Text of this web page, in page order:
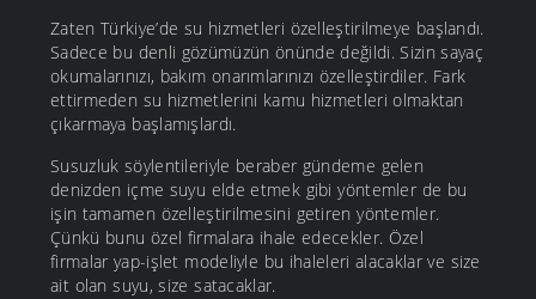
Zaten Türkiye’de su hizmetleri özelleştirilmeye başlandı.
Sadece bu denli gözümüzün önünde değildi. Sizin sayaç
okumalarınızı, bakım onarımlarınızı özelleştirdiler. Fark
ettirmeden su hizmetlerini kamu hizmetleri olmaktan
çıkarmaya başlamışlardı.
Susuzluk söylentileriyle beraber gündeme gelen
denizden içme suyu elde etmek gibi yöntemler de bu
işin tamamen özelleştirilmesini getiren yöntemler.
Çünkü bunu özel firmalara ihale edecekler. Özel
firmalar yap-işlet modeliyle bu ihaleleri alacaklar ve size
ait olan suyu, size satacaklar.